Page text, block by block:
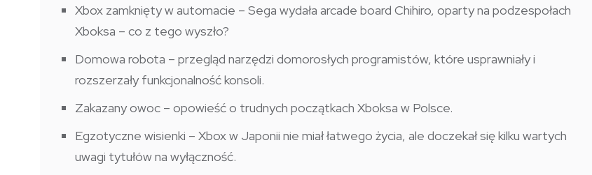
Xbox zamknięty w automacie – Sega wydała arcade board Chihiro, oparty na podzespołach
Xboksa – co z tego wyszło?
Domowa robota – przegląd narzędzi domorosłych programistów, które usprawniały i
rozszerzały funkcjonalność konsoli.
Zakazany owoc – opowieść o trudnych początkach Xboksa w Polsce.
Egzotyczne wisienki – Xbox w Japonii nie miał łatwego życia, ale doczekał się kilku wartych
uwagi tytułów na wyłączność.